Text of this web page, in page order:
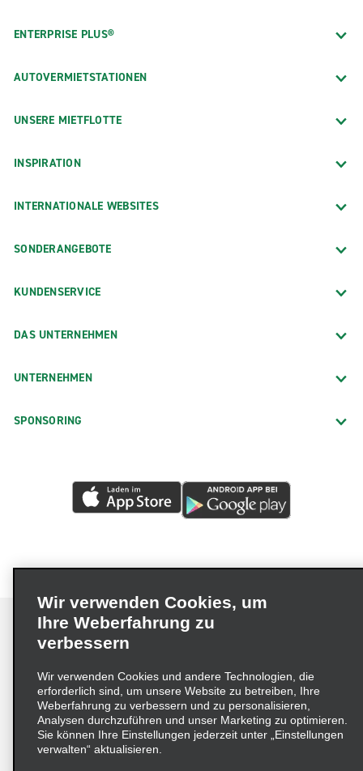
ENTERPRISE PLUS®
AUTOVERMIETSTATIONEN
UNSERE MIETFLOTTE
INSPIRATION
INTERNATIONALE WEBSITES
SONDERANGEBOTE
KUNDENSERVICE
DAS UNTERNEHMEN
UNTERNEHMEN
SPONSORING
Impressum Nutzungsbedingungen
Datenschutzrichtlinie
Cookie-Richtlinie
Datenschutzoptionen
Lieferkettensorgfaltspflichtengesetz (LkSG) Grundsatzerklärung
Beschwerdeverfahren nach dem
Wir verwenden Cookies, um
Ihre Weberfahrung zu
verbessern
Wir verwenden Cookies und andere Technologien, die
erforderlich sind, um unsere Website zu betreiben, Ihre
Weberfahrung zu verbessern und zu personalisieren,
Analysen durchzuführen und unser Marketing zu optimieren.
Sie können Ihre Einstellungen jederzeit unter „Einstellungen
verwalten“ aktualisieren.